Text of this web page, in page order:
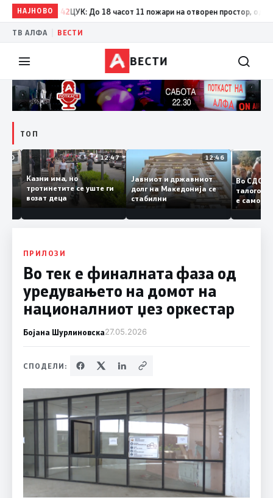
НАЈНОВО
17:42ЦУК: До 18 часот 11 пожари на отворен простор, од кои
ТВ АЛФА ВЕСТИ
ВЕСТИ
ТОП
12:50
и
12:47
Казни има, но
тротинетите се уште ги
возат деца
12:46
Јавниот и државниот
долг на Македонија се
стабилни
Во
е
Заев
ПРИЛОЗИ
Во тек е финалната фаза од
уредувањето на домот на
националниот џез оркестар
Бојана Шурлиновска27.05.2026
СПОДЕЛИ: